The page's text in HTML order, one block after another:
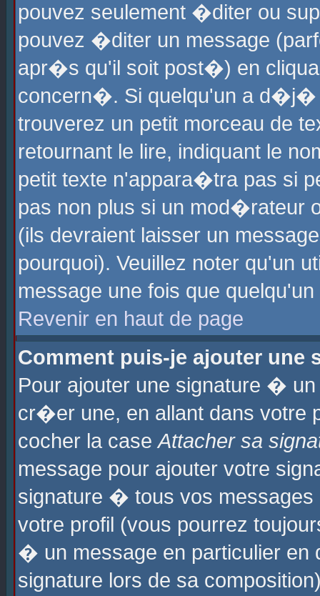
pouvez seulement �diter ou
pouvez �diter un message
apr�s qu'il soit post�) en
concern�. Si quelqu'un a
trouverez un petit morceau de
retournant le lire, indiquant le
petit texte n'appara�tra pas si
pas non plus si un mod�rateur
(ils devraient laisser un
pourquoi). Veuillez noter qu'un
message une fois que
Revenir en haut de page
Comment puis-je ajouter une
Pour ajouter une signature �
cr�er une, en allant dans
cocher la caseAttacher sa
message pour ajouter votre
signature � tous vos
votre profil (vous pourrez
� un message en particulier
signature lors de sa